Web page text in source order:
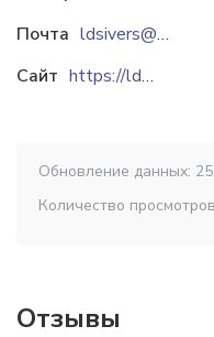
Почта
ldsivers@gmail.com
Сайт
https://ldsivers.com
Обновление данных:
Количество
Отзывы